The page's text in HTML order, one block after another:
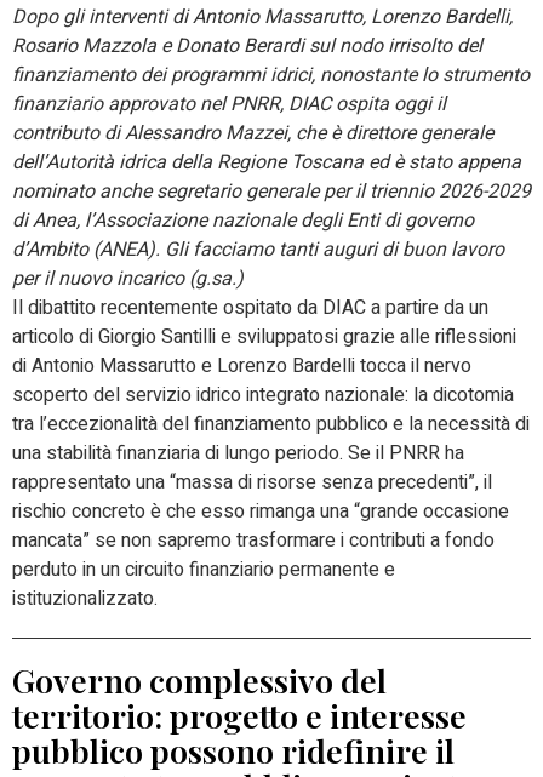
Dopo gli interventi di Antonio Massarutto, Lorenzo Bardelli,
Rosario Mazzola e Donato Berardi sul nodo irrisolto del
finanziamento dei programmi idrici, nonostante lo strumento
finanziario approvato nel PNRR, DIAC ospita oggi il
contributo di Alessandro Mazzei, che è direttore generale
dell’Autorità idrica della Regione Toscana ed è stato appena
nominato anche segretario generale per il triennio 2026-2029
di Anea, l’Associazione nazionale degli Enti di governo
d’Ambito (ANEA). Gli facciamo tanti auguri di buon lavoro
per il nuovo incarico (g.sa.)
Il dibattito recentemente ospitato da DIAC a partire da un
articolo di Giorgio Santilli e sviluppatosi grazie alle riflessioni
di Antonio Massarutto e Lorenzo Bardelli tocca il nervo
scoperto del servizio idrico integrato nazionale: la dicotomia
tra l’eccezionalità del finanziamento pubblico e la necessità di
una stabilità finanziaria di lungo periodo. Se il PNRR ha
rappresentato una “massa di risorse senza precedenti”, il
rischio concreto è che esso rimanga una “grande occasione
mancata” se non sapremo trasformare i contributi a fondo
perduto in un circuito finanziario permanente e
istituzionalizzato.
Governo complessivo del
territorio: progetto e interesse
pubblico possono ridefinire il